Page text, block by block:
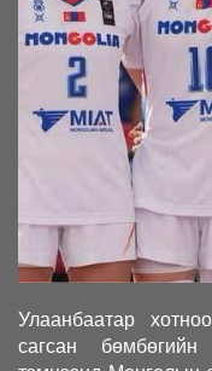
Улаанбаатар
сагсан